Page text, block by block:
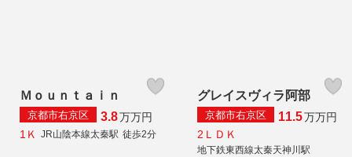
Ｍｏｕｎｔａｉｎ
京都市右京区 3.8万万円
1Ｋ
JR山陰本線太秦駅 徒歩2分
グレイスヴィラ阿部
京都市右京区 11.5万万円
2ＬＤＫ
地下鉄東西線太秦天神川駅